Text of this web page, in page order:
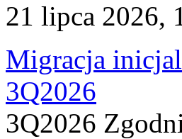
21 lipca 2026,
Migracja
3Q2026
3Q2026